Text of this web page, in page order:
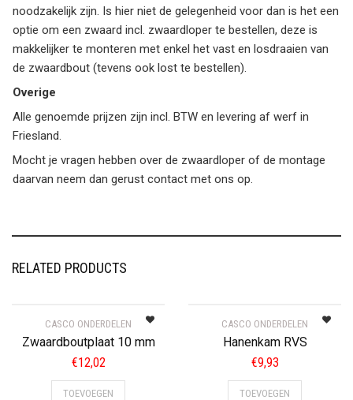
noodzakelijk zijn. Is hier niet de gelegenheid voor dan is het een
optie om een zwaard incl. zwaardloper te bestellen, deze is
makkelijker te monteren met enkel het vast en losdraaien van
de zwaardbout (tevens ook lost te bestellen).
Overige
Alle genoemde prijzen zijn incl. BTW en levering af werf in
Friesland.
Mocht je vragen hebben over de zwaardloper of de montage
daarvan neem dan gerust contact met ons op.
RELATED PRODUCTS
CASCO ONDERDELEN
Zwaardboutplaat 10 mm
€12,02
TOEVOEGEN
CASCO ONDERDELEN
Hanenkam RVS
€9,93
TOEVOEGEN